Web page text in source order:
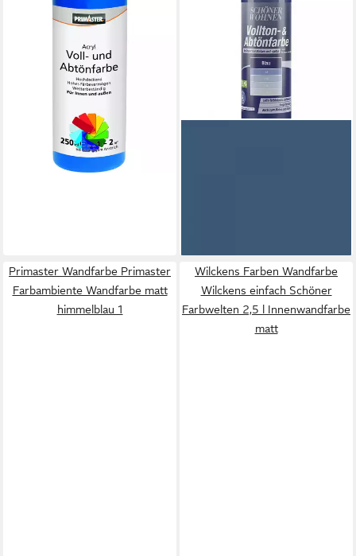
Abtönfarbe 250 ml ultramarin
(21,76 €/ 1 l)
lieferbar - in 3-4 Werktagen bei dir
Primaster Wandfarbe Primaster
Farbambiente Wandfarbe matt
himmelblau 1
Wilckens Farben Wandfarbe
Wilckens einfach Schöner
Farbwelten 2,5 l Innenwandfarbe
matt